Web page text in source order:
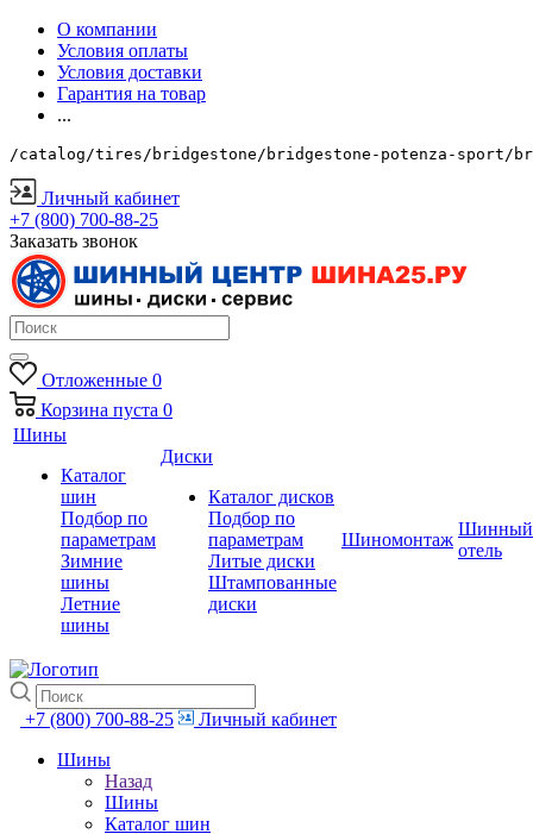
О компании
Условия оплаты
Условия доставки
Гарантия на товар
...
/catalog/tires/bridgestone/bridgestone-potenza-sport/
Личный кабинет
+7 (800) 700-88-25
Заказать звонок
Отложенные 0
Корзина пуста 0
Шины
Каталог
шин
Подбор по
параметрам
Зимние
шины
Летние
шины
Диски
Каталог дисков
Подбор по
параметрам
Литые диски
Штампованные
диски
Шиномонтаж
Шинный
отель
+7 (800) 700-88-25
Личный кабинет
Шины
Назад
Шины
Каталог шин